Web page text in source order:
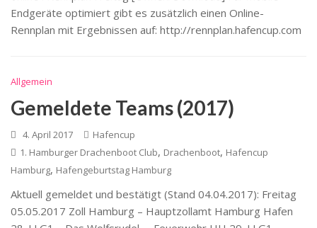
Endgeräte optimiert gibt es zusätzlich einen Online-
Rennplan mit Ergebnissen auf: http://rennplan.hafencup.com
Allgemein
Gemeldete Teams (2017)
4. April 2017
Hafencup
1. Hamburger Drachenboot Club, Drachenboot, Hafencup
Hamburg, Hafengeburtstag Hamburg
Aktuell gemeldet und bestätigt (Stand 04.04.2017): Freitag
05.05.2017 Zoll Hamburg – Hauptzollamt Hamburg Hafen